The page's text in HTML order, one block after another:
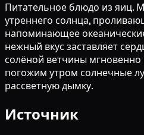
Питательное блюдо из яиц.
утреннего солнца,
напоминающее
нежный вкус заставляет
солёной ветчины мгновенно
погожим утром солнечные
рассветную дымку.
Источник